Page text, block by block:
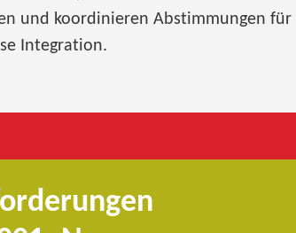
und koordinieren Abstimmungen für
Integration.